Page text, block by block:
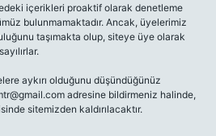
içerikleri proaktif olarak denetleme
bulunmamaktadır. Ancak, üyelerimiz
taşımakta olup, siteye üye olarak
aykırı olduğunu düşündüğünüz
adresine bildirmeniz halinde,
sitemizden kaldırılacaktır.